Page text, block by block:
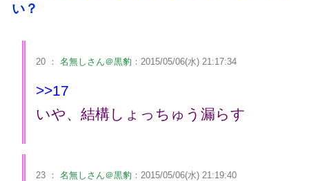
い？
20 ： 名無しさん＠黒豹 ：2015/05/06(水) 21:17:34
>>17
いや、結構しょっちゅう漏らす
23 ： 名無しさん＠黒豹 ：2015/05/06(水) 21:19:40